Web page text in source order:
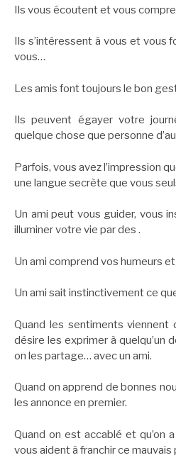
Ils vous écoutent et vous
Ils s’intéressent à vous et vous
vous…
Les amis font toujours le bon
Ils peuvent égayer votre
quelque chose que personne
Parfois, vous avez l’impression
une langue secrète que vous
Un ami peut vous guider, vous
illuminer votre vie par des .
Un ami comprend vos humeurs
Un ami sait instinctivement ce
Quand les sentiments viennent
désire les exprimer à quelqu’un
on les partage… avec un ami.
Quand on apprend de bonnes
les annonce en premier.
Quand on est accablé et qu’on
vous aident à franchir ce mauvais